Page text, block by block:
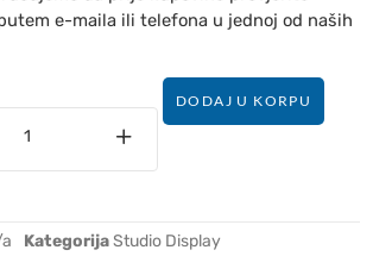
e-maila ili telefona u jednoj od naših
DODAJ U KORPU
KategorijaStudio Display